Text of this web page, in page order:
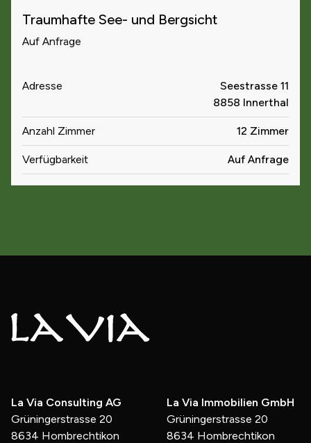
Traumhafte See- und Bergsicht
Auf Anfrage
Adresse
Seestrasse 11
8858 Innerthal
Anzahl Zimmer 12 Zimmer
Verfügbarkeit Auf Anfrage
La Via Consulting AG
Grüningerstrasse 20
8634 Hombrechtikon
La Via Immobilien GmbH
Grüningerstrasse 20
8634 Hombrechtikon